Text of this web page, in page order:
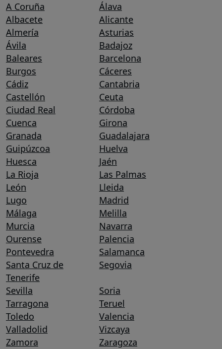
A Coruña
Álava
Albacete
Alicante
Almería
Asturias
Ávila
Badajoz
Baleares
Barcelona
Burgos
Cáceres
Cádiz
Cantabria
Castellón
Ceuta
Ciudad Real
Córdoba
Cuenca
Girona
Granada
Guadalajara
Guipúzcoa
Huelva
Huesca
Jaén
La Rioja
Las Palmas
León
Lleida
Lugo
Madrid
Málaga
Melilla
Murcia
Navarra
Ourense
Palencia
Pontevedra
Salamanca
Santa Cruz de
Tenerife
Segovia
Sevilla
Soria
Tarragona
Teruel
Toledo
Valencia
Valladolid
Vizcaya
Zamora
Zaragoza